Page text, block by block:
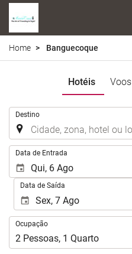
Home Banguecoque
Hotéis Voos
Destino
Data de Entrada
Data de Saída
Ocupação
Ocupação
2 Pessoas, 1 Quarto